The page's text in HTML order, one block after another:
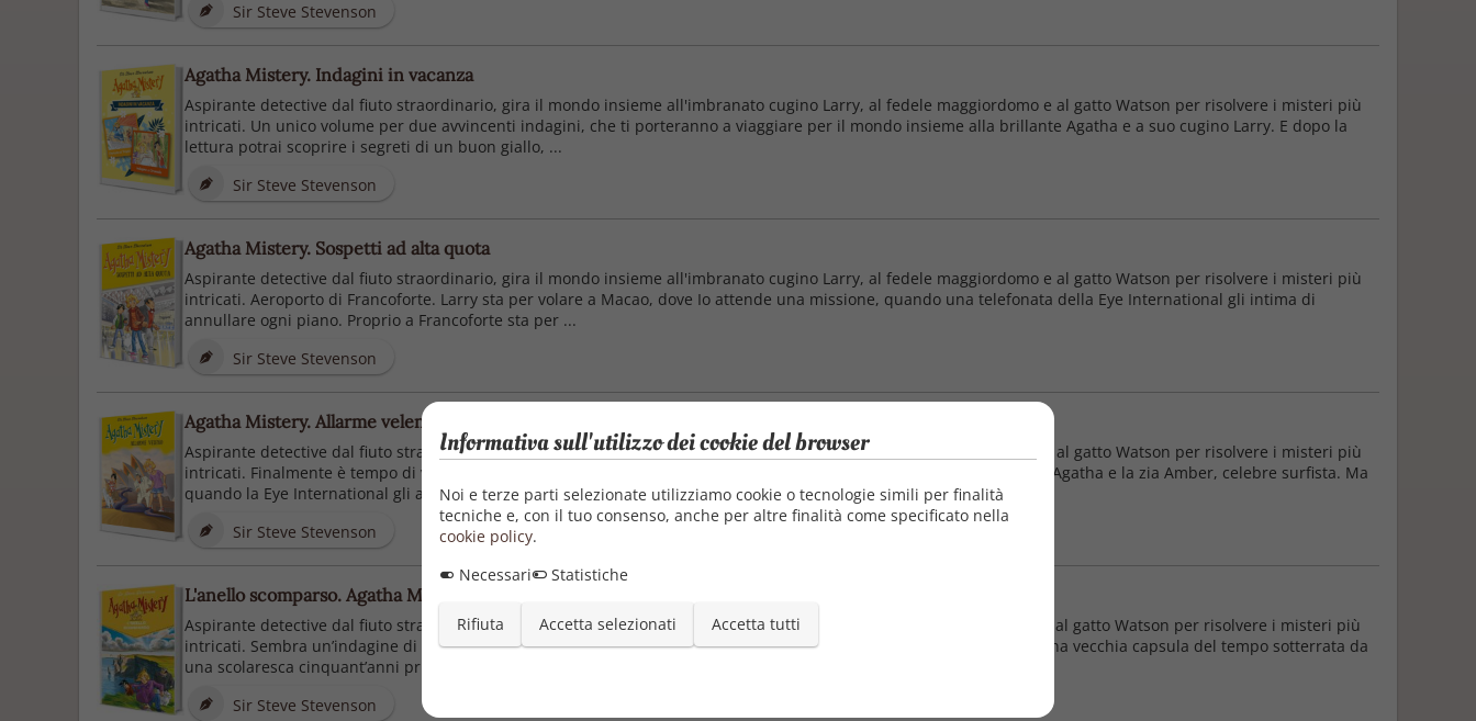
Sir Steve Stevenson
Agatha Mistery. Indagini in vacanza
Aspirante detective dal fiuto straordinario, gira il mondo insieme all'imbranato cugino Larry, al fedele maggiordomo e al gatto Watson per risolvere i misteri più
intricati. Un unico volume per due avvincenti indagini, che ti porteranno a viaggiare per il mondo insieme alla brillante Agatha e a suo cugino Larry. E dopo la
lettura potrai scoprire i segreti di un buon giallo, ...
Sir Steve Stevenson
Agatha Mistery. Sospetti ad alta quota
Aspirante detective dal fiuto straordinario, gira il mondo insieme all'imbranato cugino Larry, al fedele maggiordomo e al gatto Watson per risolvere i misteri più
intricati. Aeroporto di Francoforte. Larry sta per volare a Macao, dove Io attende una missione, quando una telefonata della Eye International gli intima di
annullare ogni piano. Proprio a Francoforte sta per ...
Sir Steve Stevenson
Agatha Mistery. Allarme veleno
Aspirante detective dal fiuto straordinario, gira il mondo insieme all'imbranato cugino Larry, al fedele maggiordomo e al gatto Watson per risolvere i misteri più
intricati. Finalmente è tempo di vacanza per Larry Mistery! Destinazione Australia, per godersi il sole con la cuginetta Agatha e la zia Amber, celebre surfista. Ma
quando la Eye International gli affida una ...
Sir Steve Stevenson
L'anello scomparso. Agatha Mistery. Vol. 30
Aspirante detective dal fiuto straordinario, gira il mondo insieme all’imbranato cugino Larry, al fedele maggiordomo e al gatto Watson per risolvere i misteri più
intricati. Sembra un’indagine di poco conto quella che Larry deve svolgere a Galway, in Irlanda: qualcuno ha rubato una vecchia capsula del tempo sotterrata da
una scolaresca cinquant’anni prima, piena ...
Sir Steve Stevenson
Informativa sull'utilizzo dei cookie del browser
Noi e terze parti selezionate utilizziamo cookie o tecnologie simili per finalità
tecniche e, con il tuo consenso, anche per altre finalità come specificato nella
cookie policy.
Necessari
Statistiche
Rifiuta Accetta selezionati Accetta tutti